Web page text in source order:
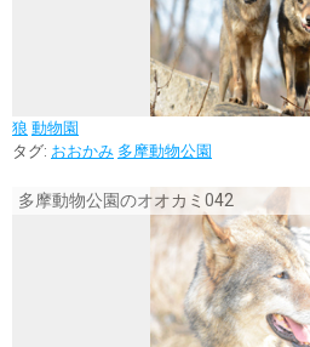
狼 動物園
タグ: おおかみ 多摩動物公園
多摩動物公園のオオカミ042